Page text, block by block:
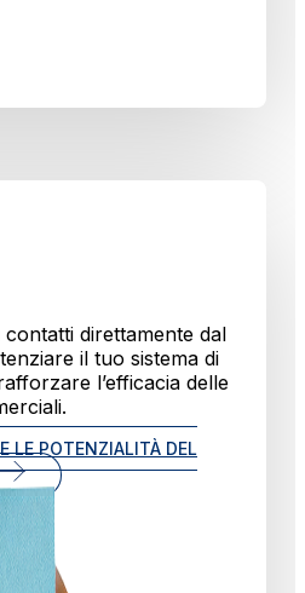
direttamente dal
il tuo sistema di
l’efficacia delle
LE POTENZIALITÀ DEL